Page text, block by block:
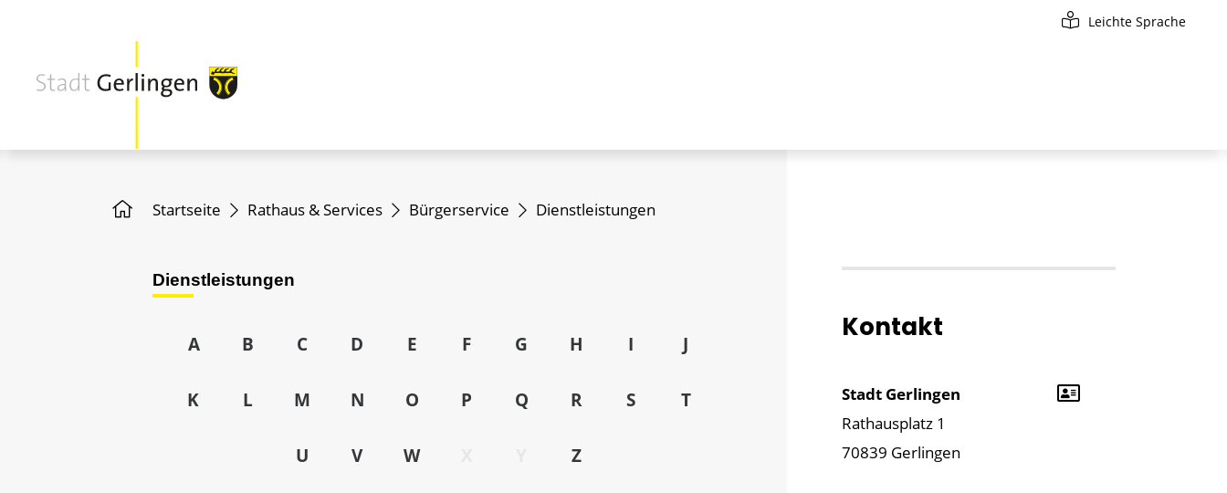
Leichte Sprache
Startseite Rathaus & Services Bürgerservice Dienstleistungen
Dienstleistungen
A B C D E F G H I J
K L M N O P Q R S T
U V W Z
Kontakt
Stadt Gerlingen
Rathausplatz 1
70839 Gerlingen